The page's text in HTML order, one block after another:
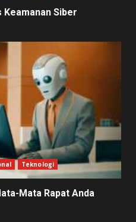
Keamanan Siber
Teknologi
Mata Rapat Anda